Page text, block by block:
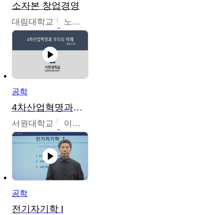
소자본 창업경영
대림대학교 노경호
공학
4차산업혁명과우리의미래
서원대학교 이병권
공학
전기자기학 I